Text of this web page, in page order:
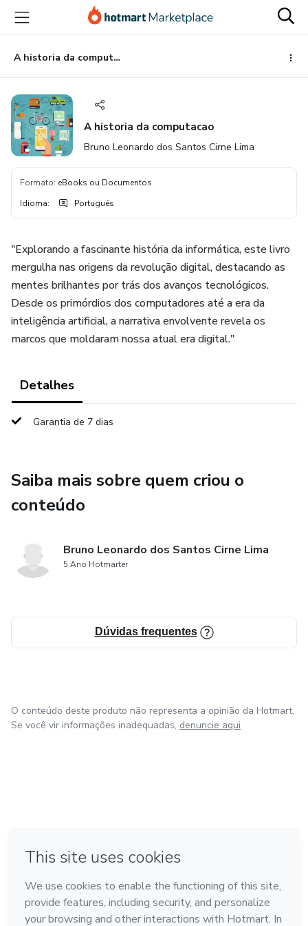
para
conteúdo
principal
para
pagamento
para
rodapé
A historia da computacao
A historia da computacao
Bruno Leonardo dos Santos Cirne Lima
Formato: eBooks ou Documentos
Idioma: Português
"Explorando a fascinante história da informática, este livro
mergulha nas origens da revolução digital, destacando as
mentes brilhantes por trás dos avanços tecnológicos.
Desde os primórdios dos computadores até a era da
inteligência artificial, a narrativa envolvente revela os
marcos que moldaram nossa atual era digital."
Detalhes
Garantia de 7 dias
Saiba mais sobre quem criou o
conteúdo
Bruno Leonardo dos Santos Cirne Lima
5 Ano Hotmarter
Dúvidas frequentes
O conteúdo deste produto não representa a opinião da Hotmart.
Se você vir informações inadequadas, denuncie aqui
Feito com ❤ na Cidade do México